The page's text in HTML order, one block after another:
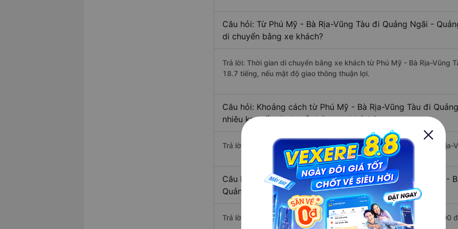
Câu hỏi: Từ Phú Mỹ - Bà Rịa-Vũng Tàu đi Quảng Ngãi -
di chuyển bằng xe khách?
Trả lời: Thời gian di chuyển bằng xe khách từ Phú Mỹ - Bà Rịa-Vũng
18.7 tiếng, nếu mật độ giao thông thuận lợi.
Câu hỏi: Khoảng cách từ Phú Mỹ - Bà Rịa-Vũng Tàu đi
nhiêu km nếu di chuyển bằng xe khách?
Trả lời: Đoạn đường đi Quảng Ngãi - Quảng Ngãi từ Phú Mỹ - Bà
Câu hỏi: Mỗi ngày có bao nhiêu chuyến xe khách Phú Mỹ -
Quảng Ngãi ?
Trả lời: Trung bình mỗi ngày có khoảng 4 chuyến xe bắt đầu từ 8:00